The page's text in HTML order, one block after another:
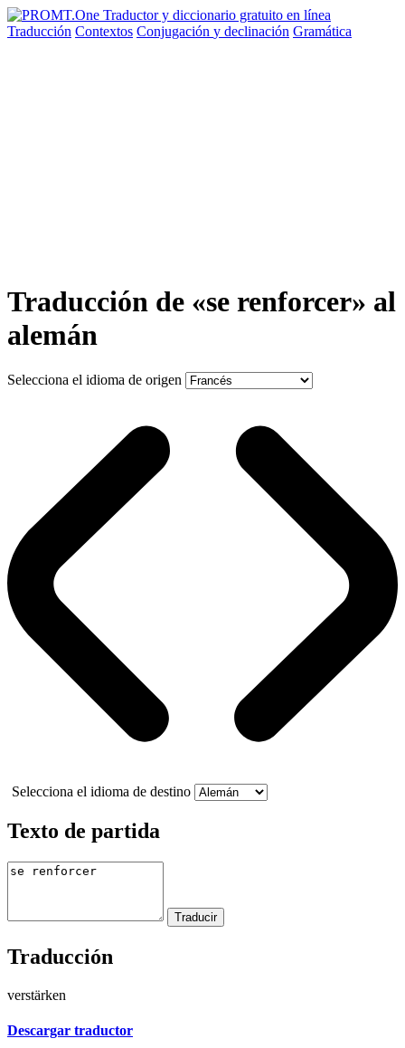
Traducción Contextos Conjugación y declinación Gramática
Traducción de «se renforcer» al
alemán
Selecciona el idioma de origen
Selecciona el idioma de destino
Texto de partida
Traducción
verstärken
Descargar traductor